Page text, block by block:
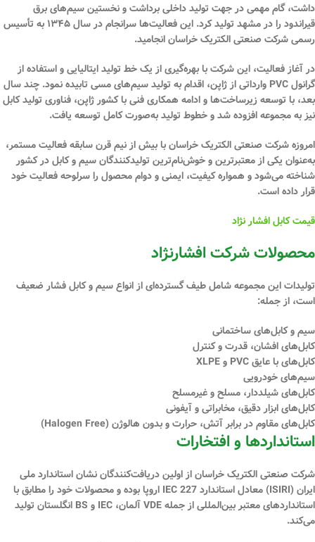
داشت، گام مهمی در جهت تولید داخلی برداشت و نخستین سیم‌های برق
قیراندود را در مشهد تولید کرد. این فعالیت‌ها سرانجام در سال ۱۳۴۵ به تأسیس
رسمی شرکت صنعتی الکتریک خراسان انجامید.
در آغاز فعالیت، این شرکت با بهره‌گیری از یک خط تولید ایتالیاییو استفاده از
گرانول PVC وارداتی از ژاپن
، اقدام به تولید سیم‌های مسی تابیده نمود. چند سال
بعد، با توسعه زیرساخت‌ها و ادامه همکاری فنی با کشور ژاپن، فناوری تولید کابل
نیز به مجموعه افزوده شد و خطوط تولید به‌صورت کامل توسعه یافت.
امروزه شرکت صنعتی الکتریک خراسان با بیش ازنیم قرن سابقه فعالیت مستمر،
به‌عنوان یکی از معتبرترین و خوش‌نام‌ترین تولیدکنندگان سیم و کابل در کشور
شناخته می‌شود و هموارهکیفیت، ایمنی و دوام محصولرا سرلوحه فعالیت خود
قرار داده است.
قیمت کابل افشار نژاد
محصولات شرکت افشارنژاد
تولیدات این مجموعه شامل طیف گسترده‌ای از انواع سیم وکابل فشار ضعیف
است، از جمله:
سیم و کابل‌های ساختمانی
کابل‌های افشان، قدرت و کنترل
کابل‌های با عایق PVC و XLPE
سیم‌های خودرویی
کابل‌های شیلددار، مسلح و غیرمسلح
کابل‌های ابزار دقیق، مخابراتی و آیفونی
کابل‌های مقاوم در برابر آتش، حرارت و بدون هالوژن (Halogen Free)
استانداردها و افتخارات
شرکت صنعتی الکتریک خراسان ازاولین دریافت‌کنندگان نشان استاندارد ملی
ایران (ISIRI)
معادل استاندارد IEC 227 اروپا بوده و محصولات خود را مطابق با
استانداردهای معتبر بین‌المللی از جملهVDE آلمان، IEC و BS انگلستان
تولید
می‌کند.